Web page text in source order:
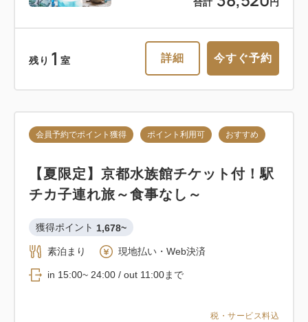
合計 円
残り 1 室 詳細 今すぐ予約
税・サービス料込
会員予約でポイント獲得 ポイント利用可 おすすめ
【夏限定】京都水族館チケット付！駅
チカ子連れ旅～食事なし～
獲得ポイント 1,678~
素泊まり 現地払い・Web決済
in 15:00~ 24:00 / out 11:00まで